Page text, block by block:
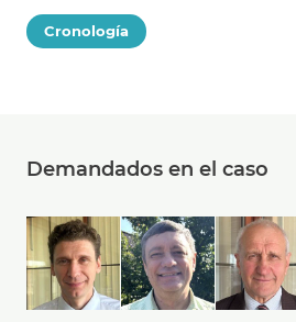
Cronología
Demandados en el caso